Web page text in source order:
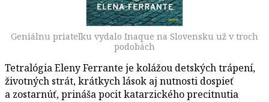
Geniálnu priateľku vydalo Inaque na Slovensku už v troch
podobách
Tetralógia Eleny Ferrante je kolážou detských trápení,
životných strát, krátkych lások aj nutnosti dospieť
a zostarnúť, prináša pocit katarzického precitnutia